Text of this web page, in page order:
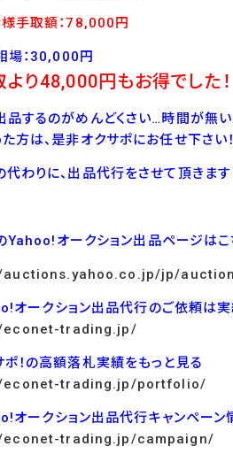
様手取額：78,000 円
場：30,000円
り48,000円もお得でした！
品するのがめんどくさい…時間が無い
方は、是非オクサポにお任せ下さい！
わりに、出品代行をさせて頂きます！
オークション出品ページはこ
jp/
ークション出品代行のご依頼は実
econet-trading.jp/
！の高額落札実績をもっと見る
econet-trading.jp/portfolio/
ークション出品代行キャンペーン
trading.jp/campaign/